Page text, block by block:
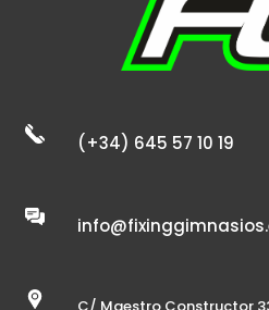
(+34) 645 57 10 19